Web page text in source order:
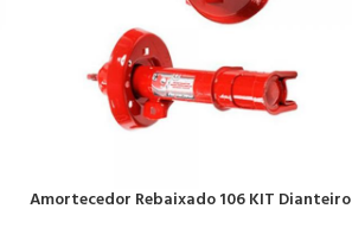
Amortecedor Rebaixado 106 KIT Dianteiro